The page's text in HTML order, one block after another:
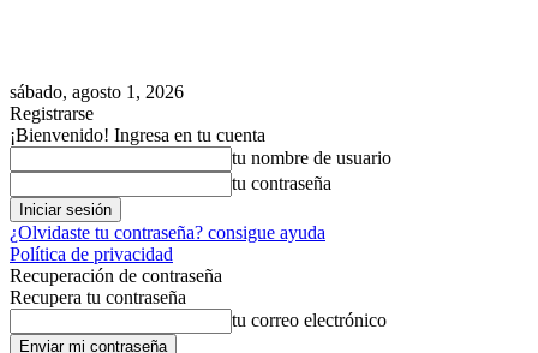
sábado, agosto 1, 2026
Registrarse
¡Bienvenido! Ingresa en tu cuenta
tu nombre de usuario
tu contraseña
¿Olvidaste tu contraseña? consigue ayuda
Política de privacidad
Recuperación de contraseña
Recupera tu contraseña
tu correo electrónico